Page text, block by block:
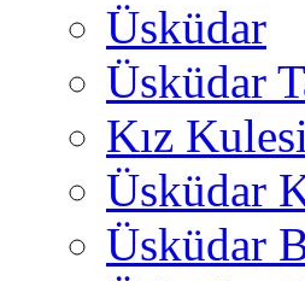
Üsküdar
Üsküdar
Kız Kulesi
Üsküdar
Üsküdar